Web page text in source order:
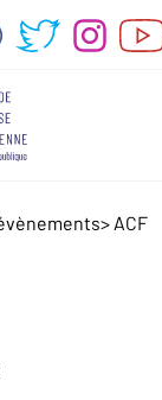
> ACF